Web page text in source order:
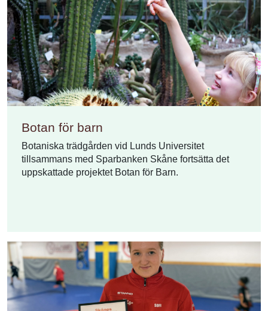
Botan för barn
Botaniska trädgården vid Lunds Universitet
tillsammans med Sparbanken Skåne fortsätta det
uppskattade projektet Botan för Barn.